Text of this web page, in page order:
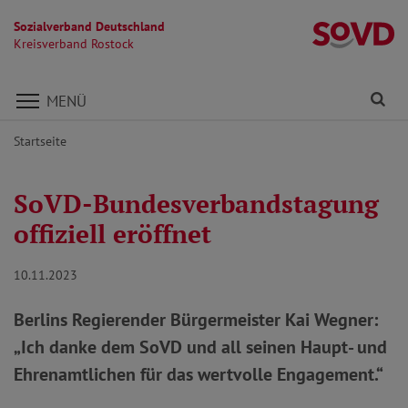
Sozialverband Deutschland
Kreisverband Rostock
Direkt zu den Inhalten springen
MENÜ
Startseite
SoVD-Bundesverbandstagung
offiziell eröffnet
10.11.2023
Berlins Regierender Bürgermeister Kai Wegner:
„Ich danke dem SoVD und all seinen Haupt- und
Ehrenamtlichen für das wertvolle Engagement.“